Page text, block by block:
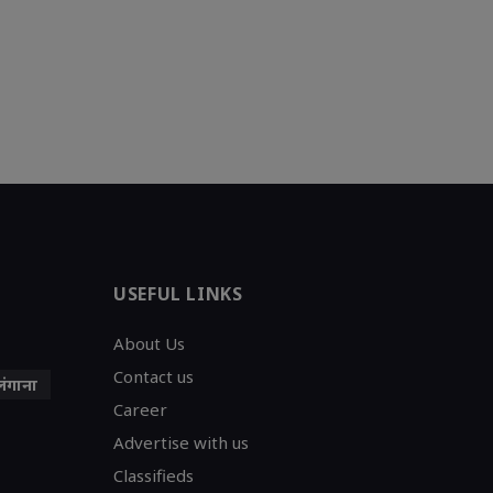
USEFUL LINKS
About Us
Contact us
Career
Advertise with us
Classifieds